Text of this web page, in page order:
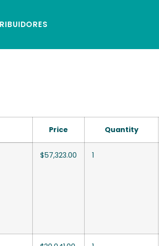
Price Quantity
$57,323.00 1